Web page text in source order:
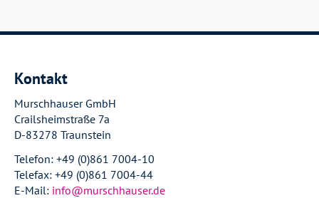
Kontakt
Murschhauser GmbH
Crailsheimstraße 7a
D-83278 Traunstein
Telefon: +49 (0)861 7004-10
Telefax: +49 (0)861 7004-44
E-Mail: info@murschhauser.de